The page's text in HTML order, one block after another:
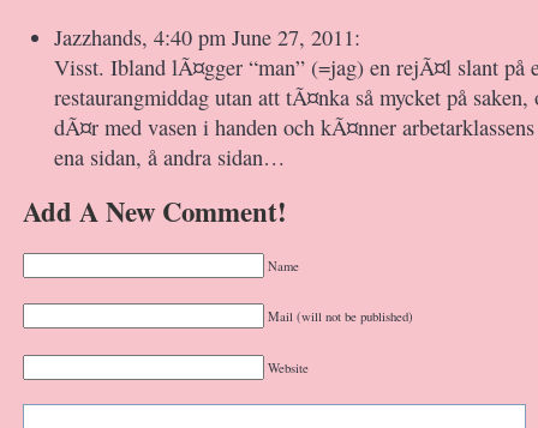
Jazzhands, 4:40 pm June 27, 2011:
Visst. Ibland lÃ¤gger “man” (=jag) en rejÃ¤l slant på
restaurangmiddag utan att tÃ¤nka så mycket på saken,
dÃ¤r med vasen i handen och kÃ¤nner
ena sidan, å andra sidan…
Add A New Comment!
Name
Mail (will not be published)
Website